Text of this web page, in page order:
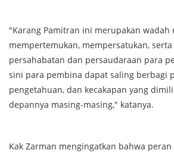
"Karang Pamitran ini merupakan wadah
mempertemukan, mempersatukan,
persahabatan dan persaudaraan para
sini para pembina dapat saling berbagi
pengetahuan, dan kecakapan yang
depannya masing-masing," katanya.
Kak Zarman mengingatkan bahwa